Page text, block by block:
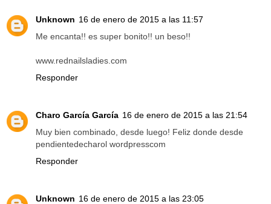
Unknown 16 de enero de 2015 a las 11:57
Me encanta!! es super bonito!! un beso!!
www.rednailsladies.com
Responder
Charo García García 16 de enero de 2015 a las 21:54
Muy bien combinado, desde luego! Feliz donde desde
pendientedecharol wordpresscom
Responder
Unknown 16 de enero de 2015 a las 23:05